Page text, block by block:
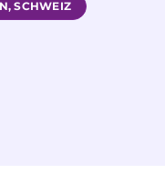
SCHWEIZ